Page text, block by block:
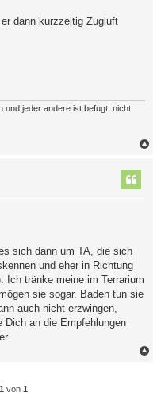
dann kurzzeitig Zugluft
und jeder andere ist befugt, nicht
sich dann um TA, die sich
und eher in Richtung
Ich tränke meine im Terrarium
sie sogar. Baden tun sie
auch nicht erzwingen,
an die Empfehlungen
1 von 1